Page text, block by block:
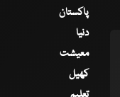
پاکستان
دنیا
معیشت
کھیل